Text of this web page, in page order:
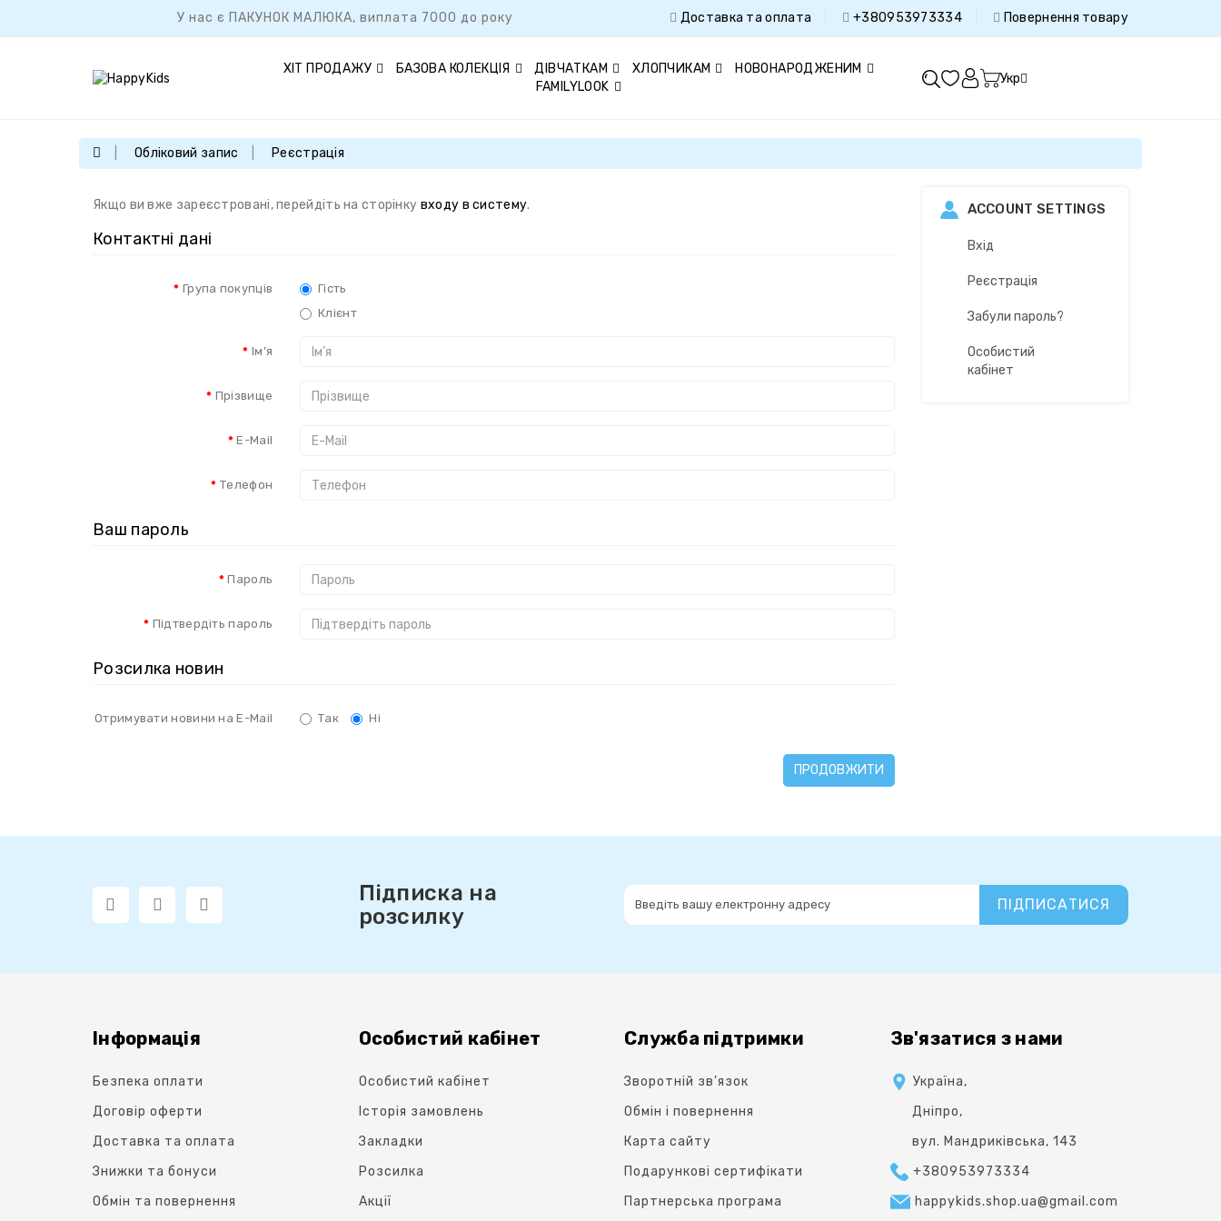
У нас є ПАКУНОК МАЛЮКА, виплата 7000 до року Доставка та оплата +380953973334 Повернення товару
ХІТ ПРОДАЖУ БАЗОВА КОЛЕКЦІЯ ДІВЧАТКАМ ХЛОПЧИКАМ
НОВОНАРОДЖЕНИМ
FAMILYLOOK
Укр
Обліковий запис Реєстрація
Якщо ви вже зареєстровані, перейдіть на сторінку входу в систему.
Контактні дані
Група покупців
Гість
Клієнт
Ім’я
Прізвище
E-Mail
Телефон
Ваш пароль
Пароль
Підтвердіть пароль
Розсилка новин
Отримувати новини на E-Mail Так Ні
ACCOUNT SETTINGS
Вхід
Реєстрація
Забули пароль?
Особистий
кабінет
Підписка на
розсилку
ПІДПИСАТИСЯ
Інформація
Безпека оплати
Договір оферти
Доставка та оплата
Знижки та бонуси
Обмін та повернення
Особистий кабінет
Особистий кабінет
Історія замовлень
Закладки
Розсилка
Акції
Служба підтримки
Зворотній зв’язок
Oбмін і повернення
Карта сайту
Подарункові сертифікати
Партнерська програма
Зв'язатися з нами
Україна,
Дніпро,
вул. Мандриківська, 143
+380953973334
happykids.shop.ua@gmail.com